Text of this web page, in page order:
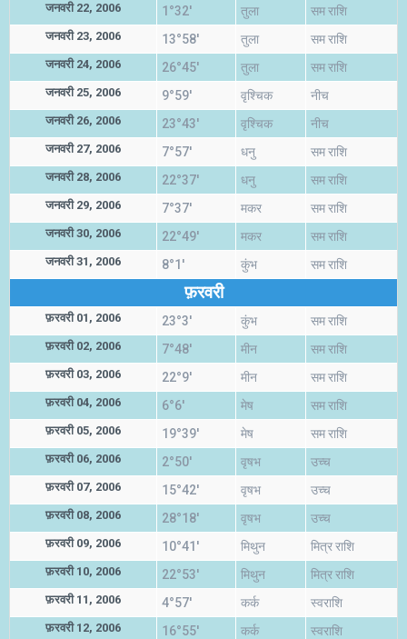
जनवरी 22, 2006 1°32' तुला सम राशि
जनवरी 23, 2006 13°58' तुला सम राशि
जनवरी 24, 2006 26°45' तुला सम राशि
जनवरी 25, 2006 9°59' वृश्चिक नीच
जनवरी 26, 2006 23°43' वृश्चिक नीच
जनवरी 27, 2006 7°57' धनु सम राशि
जनवरी 28, 2006 22°37' धनु सम राशि
जनवरी 29, 2006 7°37' मकर सम राशि
जनवरी 30, 2006 22°49' मकर सम राशि
जनवरी 31, 2006 8°1' कुंभ सम राशि
फ़रवरी
फ़रवरी 01, 2006 23°3' कुंभ सम राशि
फ़रवरी 02, 2006 7°48' मीन सम राशि
फ़रवरी 03, 2006 22°9' मीन सम राशि
फ़रवरी 04, 2006 6°6' मेष सम राशि
फ़रवरी 05, 2006 19°39' मेष सम राशि
फ़रवरी 06, 2006 2°50' वृषभ उच्च
फ़रवरी 07, 2006 15°42' वृषभ उच्च
फ़रवरी 08, 2006 28°18' वृषभ उच्च
फ़रवरी 09, 2006 10°41' मिथुन मित्र राशि
फ़रवरी 10, 2006 22°53' मिथुन मित्र राशि
फ़रवरी 11, 2006 4°57' कर्क स्वराशि
फ़रवरी 12, 2006 16°55' कर्क स्वराशि